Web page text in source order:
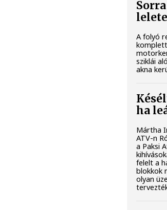
A folyó
sziklái
akna
ha
Mártha
ATV-n
a Paksi
felelt a
blokkok
olyan